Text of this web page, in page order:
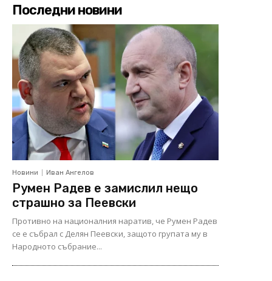
Последни новини
Новини Иван Ангелов
Румен Радев е замислил нещо
страшно за Пеевски
Противно на националния наратив, че Румен Радев
се е събрал с Делян Пеевски, защото групата му в
Народното събрание...